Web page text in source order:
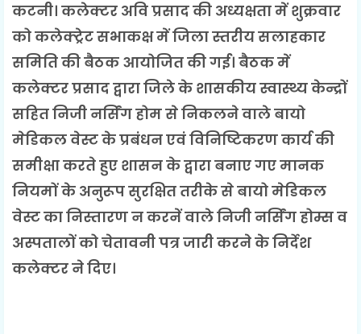
कटनी। कलेक्टर अवि प्रसाद की अध्यक्षता में शुक्रवार
को कलेक्ट्रेट सभाकक्ष में जिला स्तरीय सलाहकार
समिति की बैठक आयोजित की गई। बैठक में
कलेक्टर प्रसाद द्वारा जिले के शासकीय स्वास्थ्य केन्द्रों
सहित निजी नर्सिंग होम से निकलने वाले बायो
मेडिकल वेस्ट के प्रबंधन एवं विनिष्टिकरण कार्य की
समीक्षा करते हुए शासन के द्वारा बनाए गए मानक
नियमों के अनुरूप सुरक्षित तरीके से बायो मेडिकल
वेस्ट का निस्तारण न करनें वाले निजी नर्सिंग होम्स व
अस्पतालों को चेतावनी पत्र जारी करने के निर्देश
कलेक्टर ने दिए।